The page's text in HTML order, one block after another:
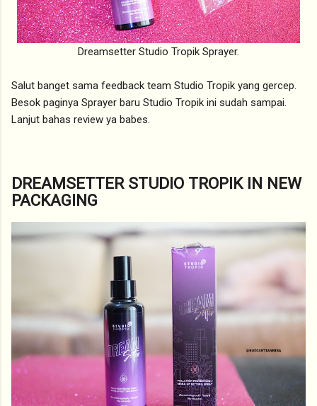
Dreamsetter Studio Tropik Sprayer.
Salut banget sama feedback team Studio Tropik yang gercep.
Besok paginya Sprayer baru Studio Tropik ini sudah sampai.
Lanjut bahas review ya babes.
DREAMSETTER STUDIO TROPIK IN NEW
PACKAGING